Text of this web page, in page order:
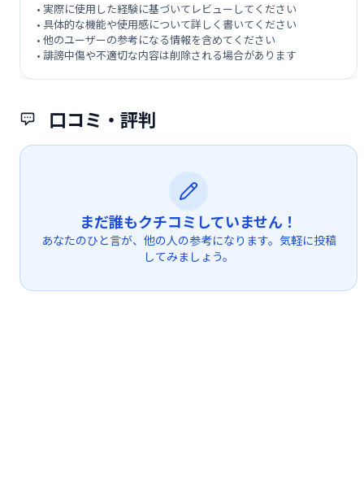
口コミ・評判
まだ誰もクチコミしていません！
あなたのひと言が、他の人の参考になります。気軽に投稿
してみましょう。
• 実際に使用した経験に基づいてレビューしてください
• 具体的な機能や使用感について詳しく書いてください
• 他のユーザーの参考になる情報を含めてください
• 誹謗中傷や不適切な内容は削除される場合があります